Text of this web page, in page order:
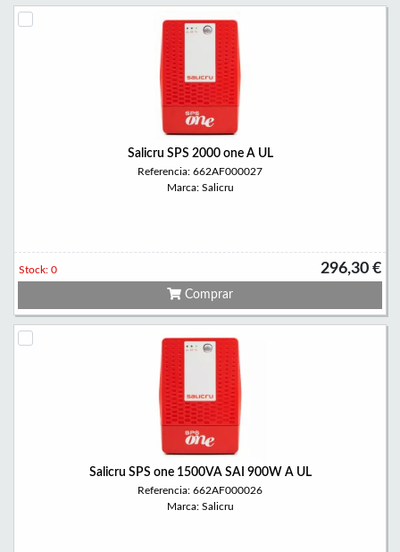
Salicru SPS 2000 one A UL
Referencia: 662AF000027
Marca: Salicru
296,30 €
Stock: 0
Comprar
Salicru SPS one 1500VA SAI 900W A UL
Referencia: 662AF000026
Marca: Salicru